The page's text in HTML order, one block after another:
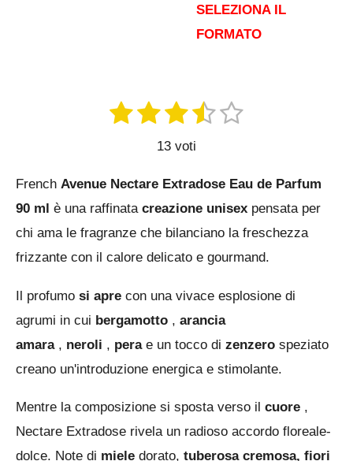
SELEZIONA IL
FORMATO
u
t
a
z
3
.
6
1
e
l
l
a
2
e
l
l
e
3
s
e
l
l
e
4
s
e
l
l
e
5
e
l
l
e
i
l
u
o
o
13 voti
French Avenue Nectare Extradose Eau de Parfum
90 ml è una raffinata creazione unisex pensata per
chi ama le fragranze che bilanciano la freschezza
frizzante con il calore delicato e gourmand.
Il profumo si apre con una vivace esplosione di
agrumi in cui bergamotto , arancia
amara , neroli , pera e un tocco di zenzero speziato
creano un'introduzione energica e stimolante.
Mentre la composizione si sposta verso il cuore ,
Nectare Extradose rivela un radioso accordo floreale-
dolce. Note di miele dorato, tuberosa cremosa, fiori